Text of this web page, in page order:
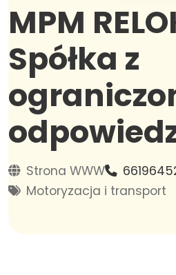
MPM
Spółka z
Strona WWW
Motoryzacja i transport